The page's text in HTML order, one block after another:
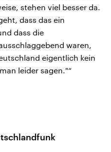
stehen viel besser da.
dass das ein
dass die
waren,
eigentlich kein
leider sagen."“